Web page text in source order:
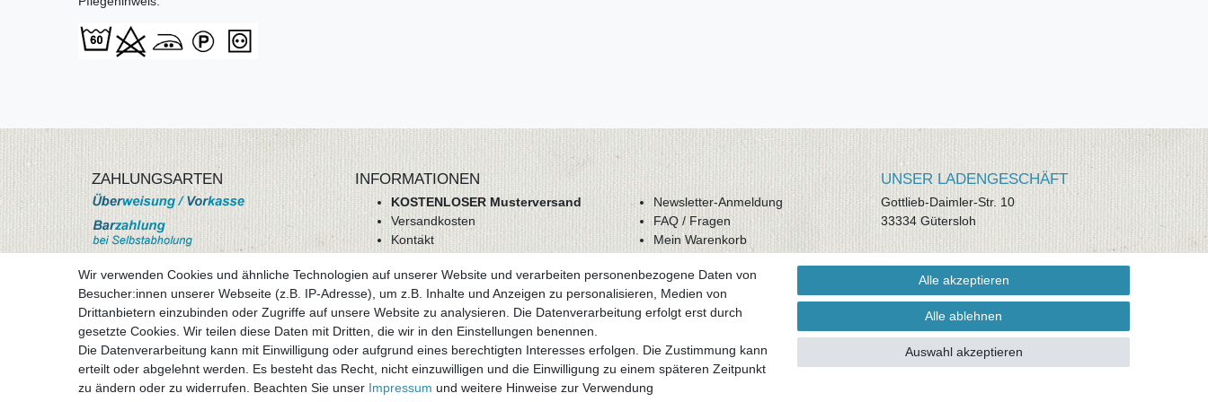
ZAHLUNGSARTEN
mehr Informationen
Besuchen sie uns auf
INFORMATIONEN
KOSTENLOSER Musterversand
Versandkosten
Kontakt
AGB
Datenschutz
Impressum
Vertrag widerrufen
Newsletter-Anmeldung
FAQ / Fragen
Mein Warenkorb
Mein Konto
UNSER LADENGESCHÄFT
Gottlieb-Daimler-Str. 10
33334 Gütersloh
ÖFFNUNGSZEITEN
Montag - Dienstag: 8.00 - 18.00 Uhr,
Mittwoch Ruhetag, Donnerstag: 8.00 -
18.00 Uhr, Freitag 8.00 - 14.00 Uhr
KUNDENSERVICE
Wir verwenden Cookies und ähnliche Technologien auf unserer Website und verarbeiten personenbezogene Daten von
Besucher:innen unserer Webseite (z.B. IP-Adresse), um z.B. Inhalte und Anzeigen zu personalisieren, Medien von
Drittanbietern einzubinden oder Zugriffe auf unsere Website zu analysieren. Die Datenverarbeitung erfolgt erst durch
gesetzte Cookies. Wir teilen diese Daten mit Dritten, die wir in den Einstellungen benennen.
Die Datenverarbeitung kann mit Einwilligung oder aufgrund eines berechtigten Interesses erfolgen. Die Zustimmung kann
erteilt oder abgelehnt werden. Es besteht das Recht, nicht einzuwilligen und die Einwilligung zu einem späteren Zeitpunkt
zu ändern oder zu widerrufen. Beachten Sie unser Impressum und weitere Hinweise zur Verwendung
Alle akzeptieren
Alle ablehnen
Auswahl akzeptieren